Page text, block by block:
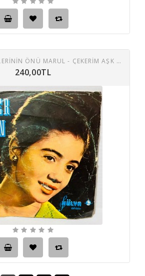
AYFER ÜREN - EVLERININ ÖNÜ MARUL - ÇEKERIM AŞK ÇILESINI 45 LIK PLAK
240,00TL